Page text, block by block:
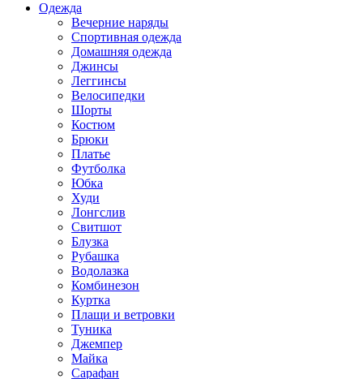
Одежда
Вечерние наряды
Спортивная одежда
Домашняя одежда
Джинсы
Леггинсы
Велосипедки
Шорты
Костюм
Брюки
Платье
Футболка
Юбка
Худи
Лонгслив
Свитшот
Блузка
Рубашка
Водолазка
Комбинезон
Куртка
Плащи и ветровки
Туника
Джемпер
Майка
Сарафан